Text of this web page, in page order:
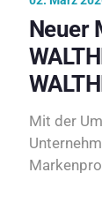
Neuer
Mit der